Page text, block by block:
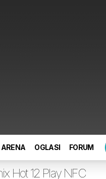
ARENA OGLASI FORUM
Hot 12 Play NFC